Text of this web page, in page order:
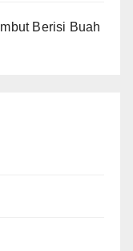
Berisi Buah